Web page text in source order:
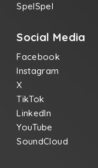
SpelSpel
Social Media
Facebook
Instagram
X
TikTok
LinkedIn
YouTube
SoundCloud